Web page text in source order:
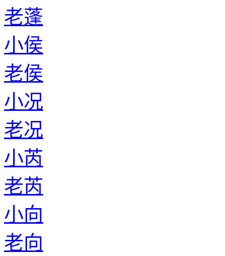
老蓬
小侯
老侯
小况
老况
小芮
老芮
小向
老向